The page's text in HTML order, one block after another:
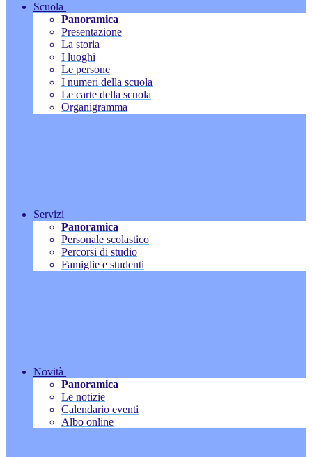
Scuola
Panoramica
Presentazione
La storia
I luoghi
Le persone
I numeri della scuola
Le carte della scuola
Organigramma
Servizi
Panoramica
Personale scolastico
Percorsi di studio
Famiglie e studenti
Novità
Panoramica
Le notizie
Calendario eventi
Albo online